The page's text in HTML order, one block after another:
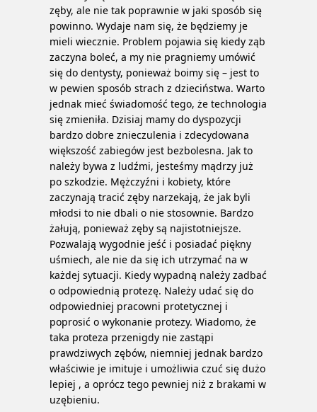
zęby, ale nie tak poprawnie w jaki sposób się
powinno. Wydaje nam się, że będziemy je
mieli wiecznie. Problem pojawia się kiedy ząb
zaczyna boleć, a my nie pragniemy umówić
się do dentysty, ponieważ boimy się – jest to
w pewien sposób strach z dzieciństwa. Warto
jednak mieć świadomość tego, że technologia
się zmieniła. Dzisiaj mamy do dyspozycji
bardzo dobre znieczulenia i zdecydowana
większość zabiegów jest bezbolesna. Jak to
należy bywa z ludźmi, jesteśmy mądrzy już
po szkodzie. Mężczyźni i kobiety, które
zaczynają tracić zęby narzekają, że jak byli
młodsi to nie dbali o nie stosownie. Bardzo
żałują, ponieważ zęby są najistotniejsze.
Pozwalają wygodnie jeść i posiadać piękny
uśmiech, ale nie da się ich utrzymać na w
każdej sytuacji. Kiedy wypadną należy zadbać
o odpowiednią protezę. Należy udać się do
odpowiedniej pracowni protetycznej i
poprosić o wykonanie protezy. Wiadomo, że
taka proteza przenigdy nie zastąpi
prawdziwych zębów, niemniej jednak bardzo
właściwie je imituje i umożliwia czuć się dużo
lepiej , a oprócz tego pewniej niż z brakami w
uzębieniu.